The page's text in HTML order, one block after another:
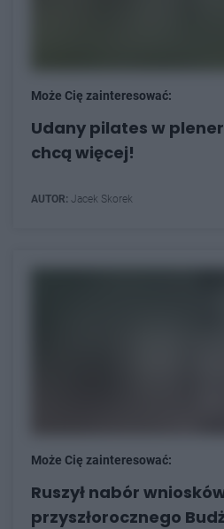
Może Cię zainteresować:
Udany pilates w
chcą więcej!
AUTOR: Jacek Skorek
Może Cię zainteresować:
Ruszył nabór
przyszłorocznego